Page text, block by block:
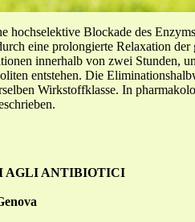
Blockade des
eine prolongierte Relaxation
innerhalb von zwei Stunden,
entstehen. Die
Wirkstoffklasse. In
AGLI ANTIBIOTICI